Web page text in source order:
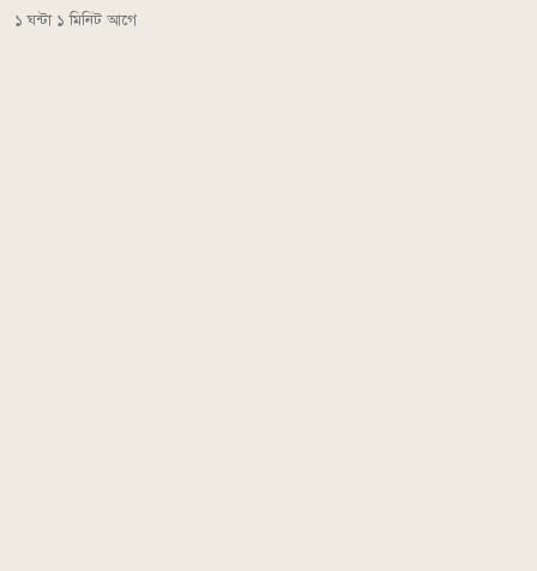
১ ঘন্টা ১ মিনিট আগে